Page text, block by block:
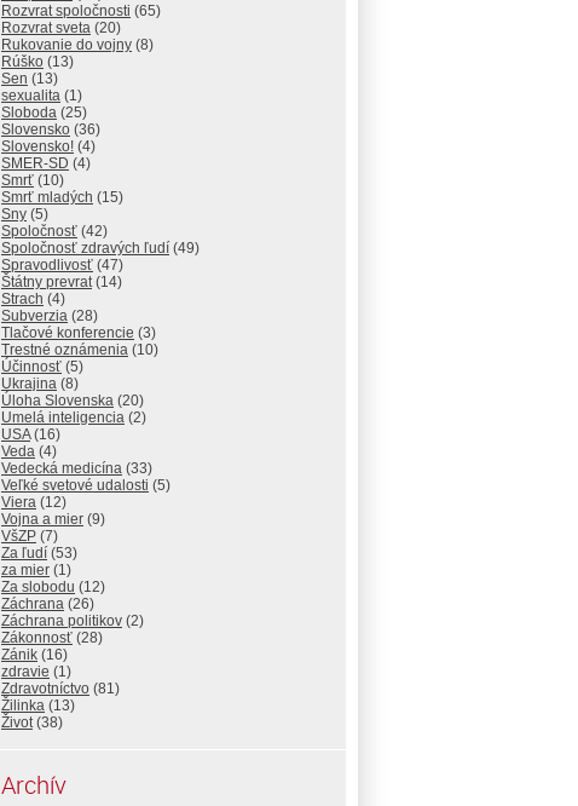
Rozvrat spoločnosti (65)
Rozvrat sveta (20)
Rukovanie do vojny (8)
Rúško (13)
Sen (13)
sexualita (1)
Sloboda (25)
Slovensko (36)
Slovensko! (4)
SMER-SD (4)
Smrť (10)
Smrť mladých (15)
Sny (5)
Spoločnosť (42)
Spoločnosť zdravých ľudí (49)
Spravodlivosť (47)
Štátny prevrat(14)
Strach (4)
Subverzia (28)
Tlačové konferencie (3)
Trestné oznámenia (10)
Účinnosť (5)
Ukrajina (8)
Úloha Slovenska (20)
Umelá inteligencia (2)
USA(16)
Veda (4)
Vedecká medicína (33)
Veľké svetové udalosti (5)
Viera (12)
Vojna a mier (9)
VšZP (7)
Za ľudí (53)
za mier (1)
Za slobodu (12)
Záchrana (26)
Záchrana politikov (2)
Zákonnosť (28)
Zánik (16)
zdravie (1)
Zdravotníctvo (81)
Žilinka (13)
Život(38)
Archív